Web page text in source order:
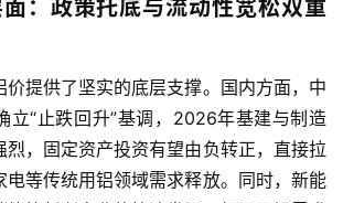
面：政策托底与流动性宽松双重
价提供了坚实的底层支撑。国内方面，中
立“止跌回升”基调，2026年基建与制造
烈，固定资产投资有望由负转正，直接拉
电等传统用铝领域需求释放。同时，新能